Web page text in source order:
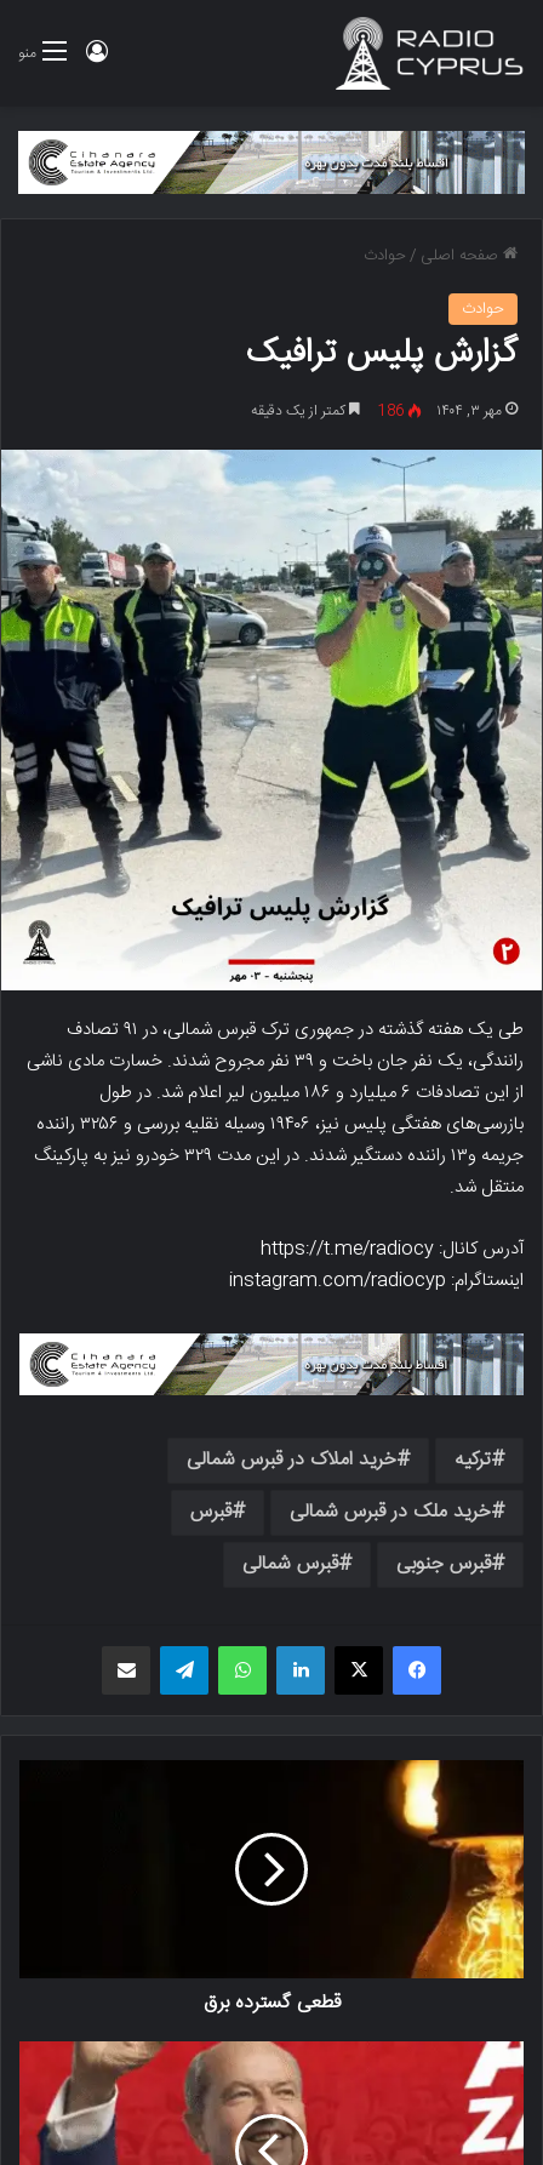
منو ورود
صفحه اصلی /حوادث
حوادث
گزارش پلیس ترافیک
مهر ۳, ۱۴۰۴ 186 کمتر از یک دقیقه
طی یک هفته گذشته در جمهوری ترک قبرس شمالی، در ۹۱ تصادف
رانندگی، یک نفر جان باخت و ۳۹ نفر مجروح شدند. خسارت مادی ناشی
از این تصادفات ۶ میلیارد و ۱۸۶ میلیون لیر اعلام شد. در طول
بازرسی‌های هفتگی پلیس نیز، ۱۹۴۰۶ وسیله نقلیه بررسی و ۳۲۵۶ راننده
جریمه و۱۳ راننده دستگیر شدند. در این مدت ۳۲۹ خودرو نیز به پارکینگ
منتقل شد.
آدرس کانال: https://t.me/radiocy
اینستاگرام: instagram.com/radiocyp
ترکیه
خرید املاک در قبرس شمالی
خرید ملک در قبرس شمالی
قبرس
قبرس جنوبی
قبرس شمالی
فیسبوک X لینکدین واتس اپ
قطعی گسترده برق